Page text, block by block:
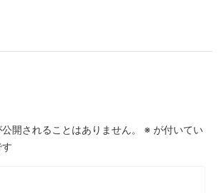
開されることはありません。 ※ が付いてい